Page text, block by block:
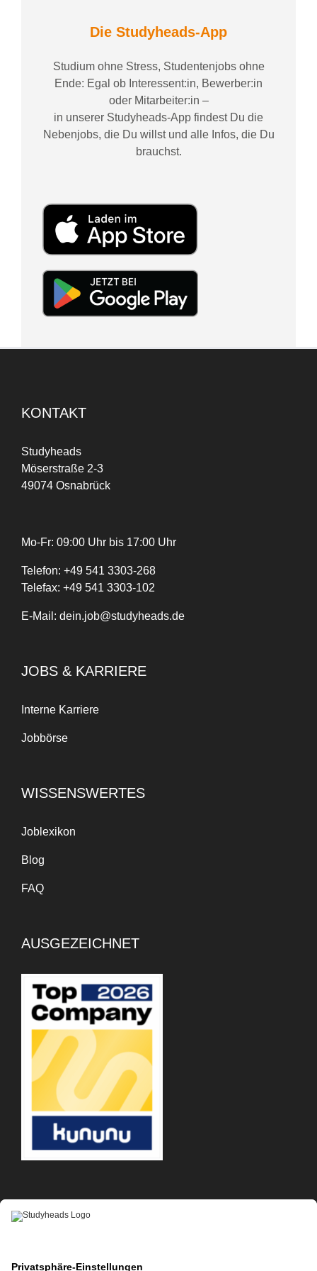
Die Studyheads-App
Studium ohne Stress, Studentenjobs ohne
Ende: Egal ob Interessent:in, Bewerber:in
oder Mitarbeiter:in –
in unserer Studyheads-App findest Du die
Nebenjobs, die Du willst und alle Infos, die Du
brauchst.
KONTAKT
Studyheads
Möserstraße 2-3
49074 Osnabrück
Mo-Fr: 09:00 Uhr bis 17:00 Uhr
Telefon: +49 541 3303-268
Telefax: +49 541 3303-102
E-Mail: dein.job@studyheads.de
JOBS & KARRIERE
Interne Karriere
Jobbörse
WISSENSWERTES
Joblexikon
Blog
FAQ
AUSGEZEICHNET